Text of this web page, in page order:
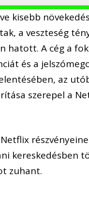
kisebb
a veszteség
hatott. A cég a
és a
az
szerepel a
kereskedésben
zuhant.